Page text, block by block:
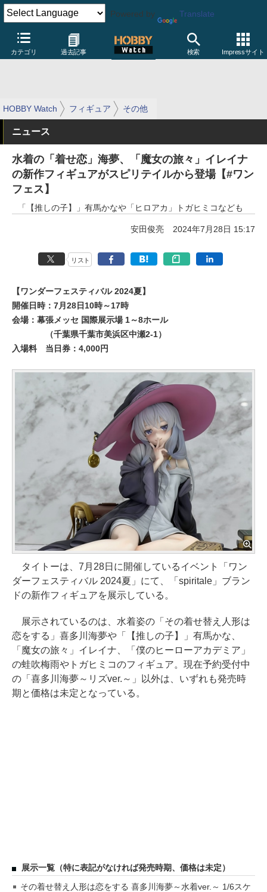
Powered by Translate
カテゴリ 過去記事 検索 Impressサイト
HOBBY Watch フィギュア その他
ニュース
水着の「着せ恋」海夢、「魔女の旅々」イレイナ
の新作フィギュアがスピリテイルから登場【#ワン
フェス】
「【推しの子】」有馬かなや「ヒロアカ」トガヒミコなども
安田俊亮 2024年7月28日 15:17
リスト
【ワンダーフェスティバル 2024夏】
開催日時：7月28日10時～17時
会場：幕張メッセ 国際展示場 1～8ホール
（千葉県千葉市美浜区中瀬2-1）
入場料
当日券：4,000円
タイトーは、7月28日に開催しているイベント「ワン
ダーフェスティバル 2024夏」にて、「spiritale」ブラン
ドの新作フィギュアを展示している。
展示されているのは、水着姿の「その着せ替え人形は
恋をする」喜多川海夢や「【推しの子】」有馬かな、
「魔女の旅々」イレイナ、「僕のヒーローアカデミア」
の蛙吹梅雨やトガヒミコのフィギュア。現在予約受付中
の「喜多川海夢～リズver.～」以外は、いずれも発売時
期と価格は未定となっている。
展示一覧（特に表記がなければ発売時期、価格は未定）
その着せ替え人形は恋をする 喜多川海夢～水着ver.～ 1/6スケ